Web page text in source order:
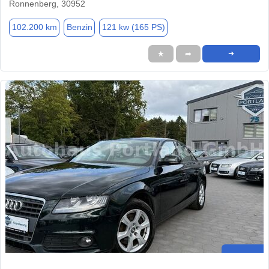
Ronnenberg, 30952
102.200 km Benzin 121 kw (165 PS)
★ ➦ ➜